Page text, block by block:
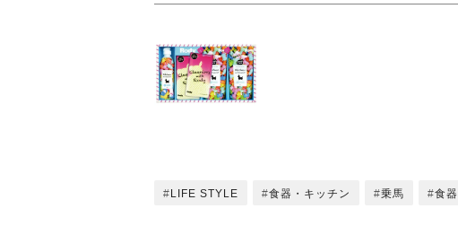
LIFE STYLE 食器・キッチン 乗馬 食器